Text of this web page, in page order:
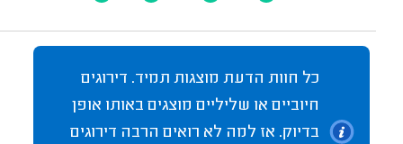
כל חוות הדעת מוצגות תמיד. דירוגים
חיוביים או שליליים מוצגים באותו אופן
בדיוק. אז למה לא רואים הרבה דירוגים